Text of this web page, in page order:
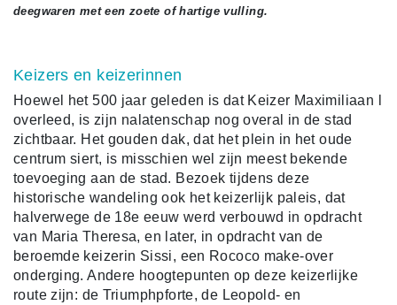
deegwaren met een zoete of hartige vulling.
Keizers en keizerinnen
Hoewel het 500 jaar geleden is dat Keizer Maximiliaan l
overleed, is zijn nalatenschap nog overal in de stad
zichtbaar. Het gouden dak, dat het plein in het oude
centrum siert, is misschien wel zijn meest bekende
toevoeging aan de stad. Bezoek tijdens deze
historische wandeling ook het keizerlijk paleis, dat
halverwege de 18e eeuw werd verbouwd in opdracht
van Maria Theresa, en later, in opdracht van de
beroemde keizerin Sissi, een Rococo make-over
onderging. Andere hoogtepunten op deze keizerlijke
route zijn: de Triumphpforte, de Leopold- en